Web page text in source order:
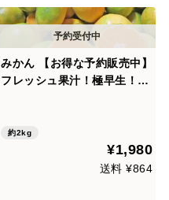
みかん 【お得な予約販売中】
フレッシュ果汁！極早生！季
約2kg
¥1,980
送料 ¥864